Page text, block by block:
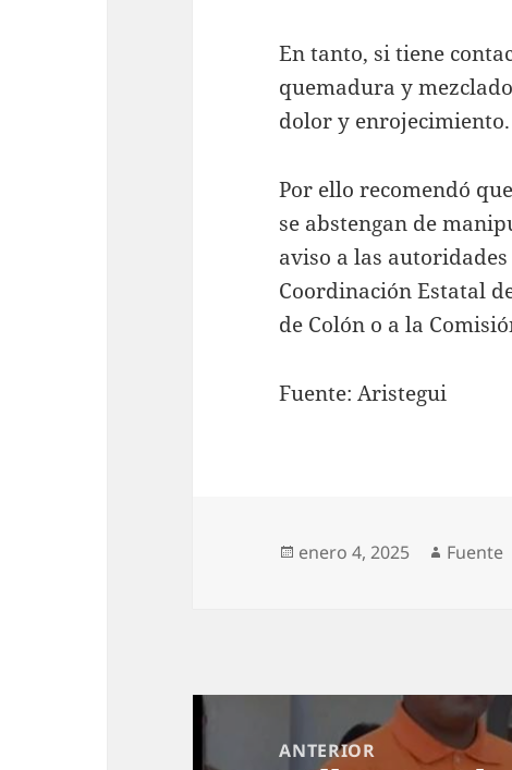
En tanto, si tiene
quemadura y
dolor y enrojecimiento.
Por ello recomendó
se abstengan de
aviso a las
Coordinación Estatal
de Colón o a la
Fuente: Aristegui
Publicado
enero 4, 2025 Autor
Fuente
Navegación
ANTERIOR